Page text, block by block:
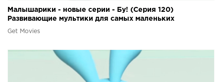
Малышарики - новые серии - Бу! (Серия 120)
Развивающие мультики для самых маленьких
Get Movies